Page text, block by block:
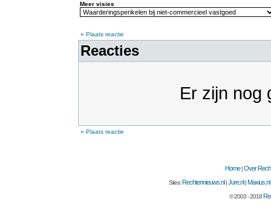
Meer visies
» Plaats reactie
Reacties
Er zijn nog
» Plaats reactie
Home|Over
Sites:Rechtennieuws.nl |Jure.nl |Maxius.nl
© 2003 - 2018